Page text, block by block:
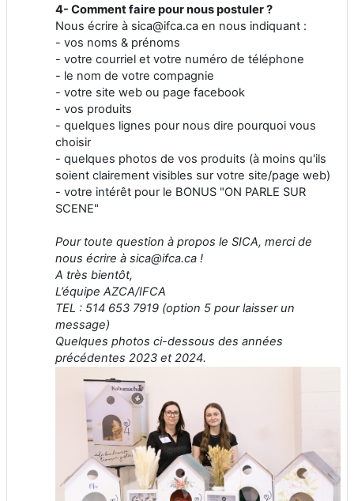
4- Comment faire pour nous postuler ?
Nous écrire à sica@ifca.ca en nous indiquant :
- vos noms & prénoms
- votre courriel et votre numéro de téléphone
- le nom de votre compagnie
- votre site web ou page facebook
- vos produits
- quelques lignes pour nous dire pourquoi vous
choisir
- quelques photos de vos produits (à moins qu'ils
soient clairement visibles sur votre site/page web)
- votre intérêt pour le BONUS "ON PARLE SUR
SCENE"
Pour toute question à propos le SICA, merci de
nous écrire à sica@ifca.ca !
A très bientôt,
L’équipe AZCA/IFCA
TEL : 514 653 7919 (option 5 pour laisser un
message)
Quelques photos ci-dessous des années
précédentes 2023 et 2024.